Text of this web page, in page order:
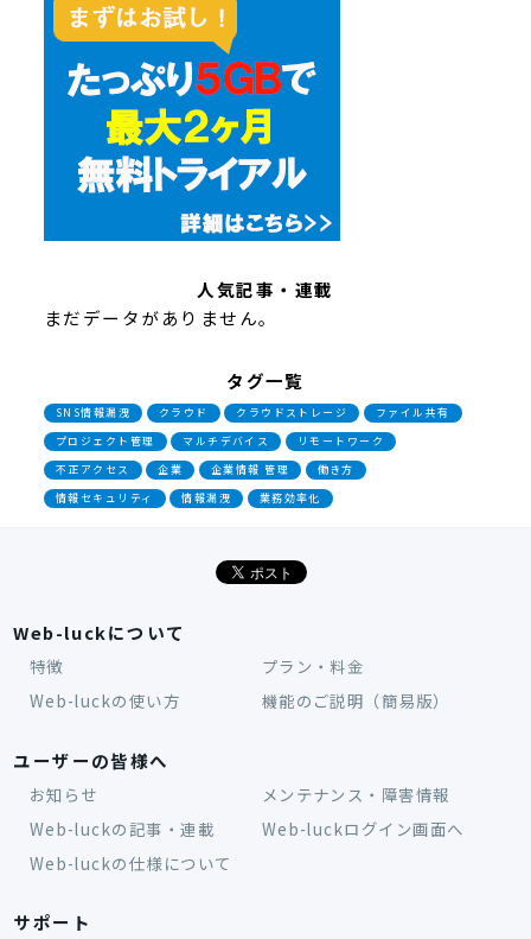
人気記事・連載
まだデータがありません。
タグ一覧
SNS情報漏洩 クラウド クラウドストレージ
ファイル共有
プロジェクト管理
マルチデバイス
リモートワーク
不正アクセス
企業 企業情報 管理
働き方
情報セキュリティ
情報漏洩 業務効率化
Web-luckについて
特徴
プラン・料金
Web-luckの使い方
機能のご説明（簡易版）
ユーザーの皆様へ
お知らせ
メンテナンス・障害情報
Web-luckの記事・連載
Web-luckログイン画面へ
Web-luckの仕様について
サポート